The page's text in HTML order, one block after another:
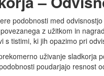
podobnosti med
z užitkom in
s tistimi, ki jih opazimo pri
uživanje
poudarjajo resnost